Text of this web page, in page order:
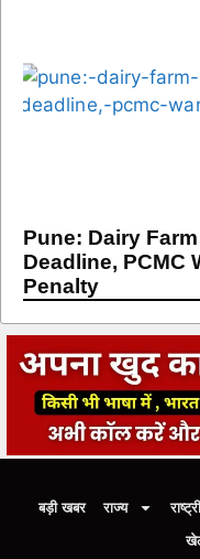
Pune: Dairy
Deadline, PCMC
Penalty
बड़ी खबर राज्य